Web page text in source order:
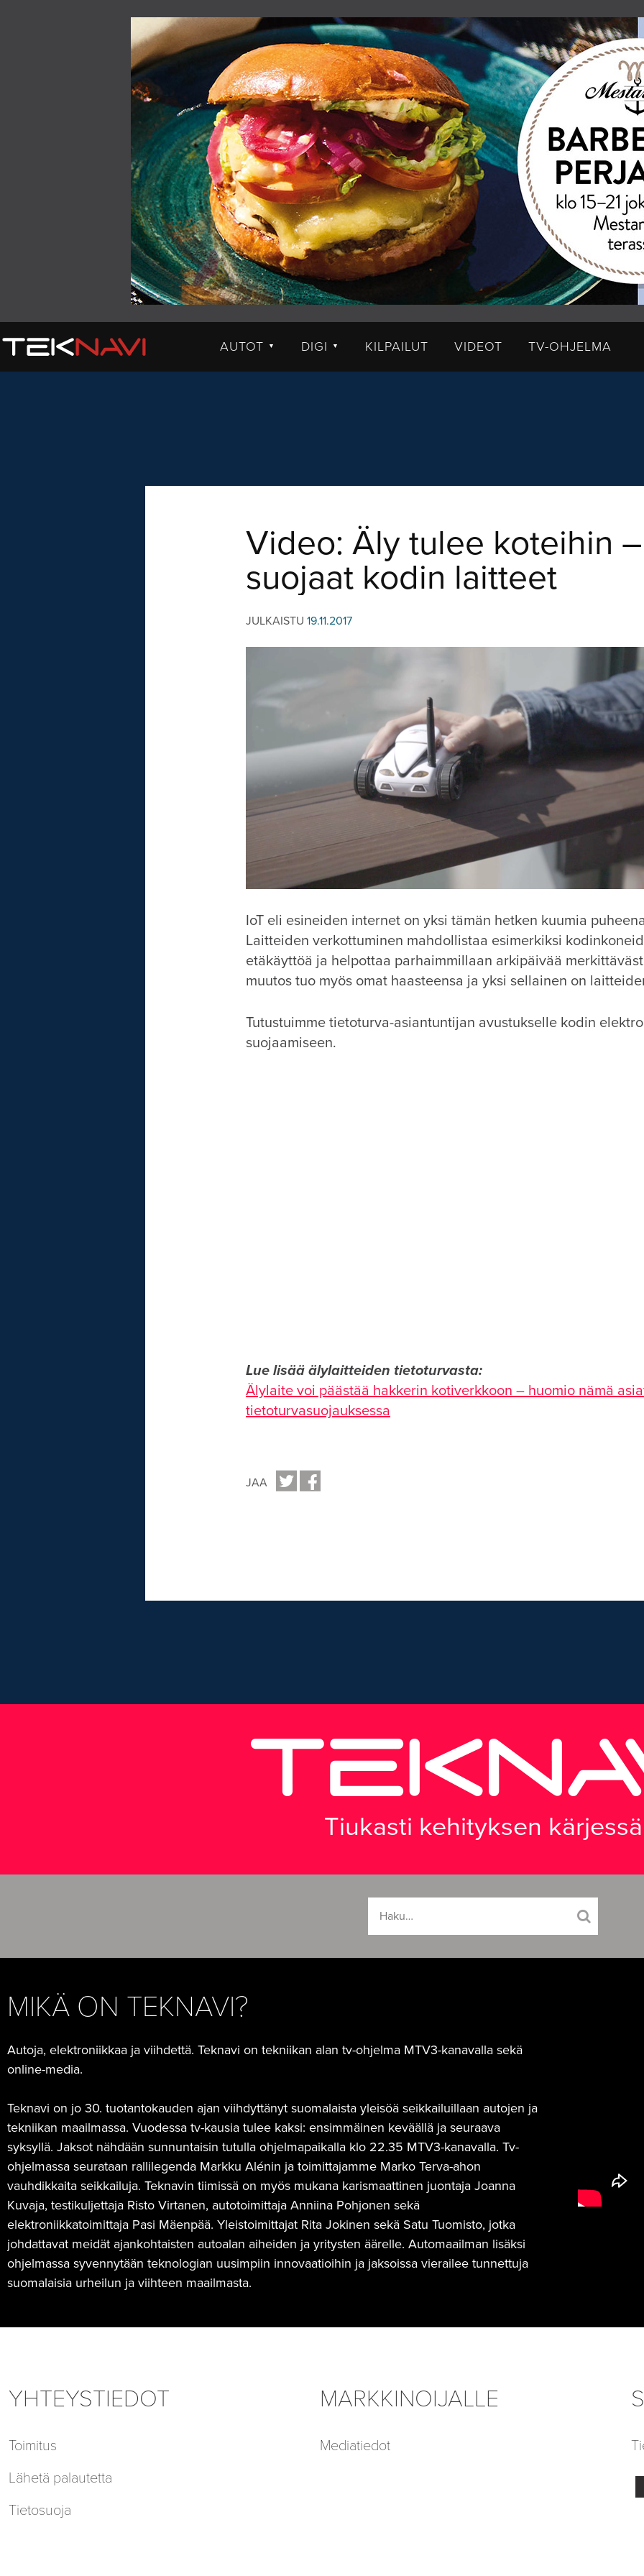
AUTOT ▼ DIGI ▼
VIDEOT
KILPAILUT VIDEOT TV-OHJELMA
Video: Äly tulee koteihin
suojaat kodin laitteet
JULKAISTU 19.11.2017
IoT eli esineiden internet on yksi tämän hetken kuumia
Laitteiden verkottuminen mahdollistaa esimerkiksi
etäkäyttöä ja helpottaa parhaimmillaan arkipäivää
muutos tuo myös omat haasteensa ja yksi sellainen on
Tutustuimme tietoturva-asiantuntijan avustukselle kodin
suojaamiseen.
Lue lisää älylaitteiden tietoturvasta:
Älylaite voi päästää hakkerin kotiverkkoon – huomio nämä
tietoturvasuojauksessa
JAA
Tiukasti kehityksen kärjessä
MIKÄ ON TEKNAVI?
Autoja, elektroniikkaa ja viihdettä. Teknavi on tekniikan alan tv-ohjelma MTV3-kanavalla sekä
online-media.
Teknavi on jo 30. tuotantokauden ajan viihdyttänyt suomalaista yleisöä seikkailuillaan autojen ja
tekniikan maailmassa. Vuodessa tv-kausia tulee kaksi: ensimmäinen keväällä ja seuraava
syksyllä. Jaksot nähdään sunnuntaisin tutulla ohjelmapaikalla klo 22.35 MTV3-kanavalla. Tv-
ohjelmassa seurataan rallilegenda Markku Alénin ja toimittajamme Marko Terva-ahon
vauhdikkaita seikkailuja. Teknavin tiimissä on myös mukana karismaattinen juontaja Joanna
Kuvaja, testikuljettaja Risto Virtanen, autotoimittaja Anniina Pohjonen sekä
elektroniikkatoimittaja Pasi Mäenpää. Yleistoimittajat Rita Jokinen sekä Satu Tuomisto, jotka
johdattavat meidät ajankohtaisten autoalan aiheiden ja yritysten äärelle. Automaailman lisäksi
ohjelmassa syvennytään teknologian uusimpiin innovaatioihin ja jaksoissa vierailee tunnettuja
suomalaisia urheilun ja viihteen maailmasta.
YHTEYSTIEDOT
Toimitus
Lähetä palautetta
Tietosuoja
MARKKINOIJALLE
Mediatiedot